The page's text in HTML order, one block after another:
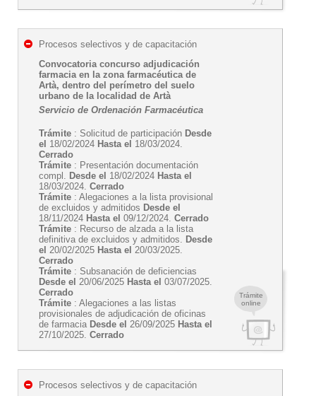
Trámite
online
Procesos selectivos y de capacitación
Convocatoria concurso adjudicación
farmacia en la zona farmacéutica de
Artà, dentro del perímetro del suelo
urbano de la localidad de Artà
Servicio de Ordenación Farmacéutica
Trámite : Solicitud de participación Desde
el 18/02/2024 Hasta el 18/03/2024.
Cerrado
Trámite : Presentación documentación
compl. Desde el 18/02/2024 Hasta el
18/03/2024. Cerrado
Trámite : Alegaciones a la lista provisional
de excluidos y admitidos Desde el
18/11/2024 Hasta el 09/12/2024. Cerrado
Trámite : Recurso de alzada a la lista
definitiva de excluidos y admitidos. Desde
el 20/02/2025 Hasta el 20/03/2025.
Cerrado
Trámite : Subsanación de deficiencias
Desde el 20/06/2025 Hasta el 03/07/2025.
Cerrado
Trámite : Alegaciones a las listas
provisionales de adjudicación de oficinas
de farmacia Desde el 26/09/2025 Hasta el
27/10/2025. Cerrado
Procesos selectivos y de capacitación